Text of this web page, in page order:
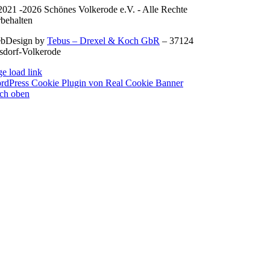
-2026 Schönes Volkerode e.V. - Alle Rechte
by Tebus – Drexel & Koch GbR – 37124
Volkerode
load link
Cookie Plugin von Real Cookie Banner
oben